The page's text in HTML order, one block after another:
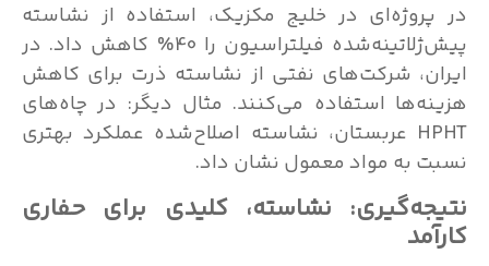
در خلیج مکزیک، استفاده از نشاسته
پیش‌ژلاتینه‌شده فیلتراسیون را 40% کاهش داد. در
شرکت‌های نفتی از نشاسته ذرت برای کاهش
استفاده می‌کنند. مثال دیگر: در چاه‌های
HPHT عربستان، نشاسته اصلاح‌شده عملکرد بهتری
به مواد معمول نشان داد.
نشاسته، کلیدی برای حفاری